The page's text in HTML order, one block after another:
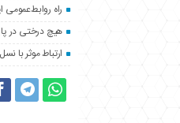
راه روابط‌عمومی
هیچ درختی در پایتخت قطع
ارتباط موثر با